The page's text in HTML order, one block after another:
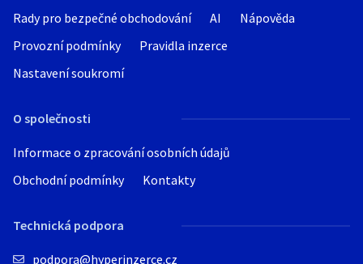
Rady pro bezpečné obchodování
AI
Nápověda
Provozní podmínky
Pravidla inzerce
Nastavení soukromí
O společnosti
Informace o zpracování osobních údajů
Obchodní podmínky
Kontakty
Technická podpora
podpora@hyperinzerce.cz